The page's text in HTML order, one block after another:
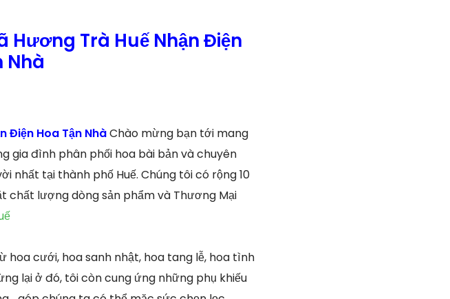
Hương Trà Huế Nhận Điện
Nhà
Điện Hoa Tận NhàChào mừng bạn tới mang
gia đình phân phối hoa bài bản và chuyên
nhất tại thành phố Huế. Chúng tôi có rộng 10
chất lượng dòng sản phẩm và Thương Mại
hoa cưới, hoa sanh nhật, hoa tang lễ, hoa tình
lại ở đó, tôi còn cung ứng những phụ khiếu